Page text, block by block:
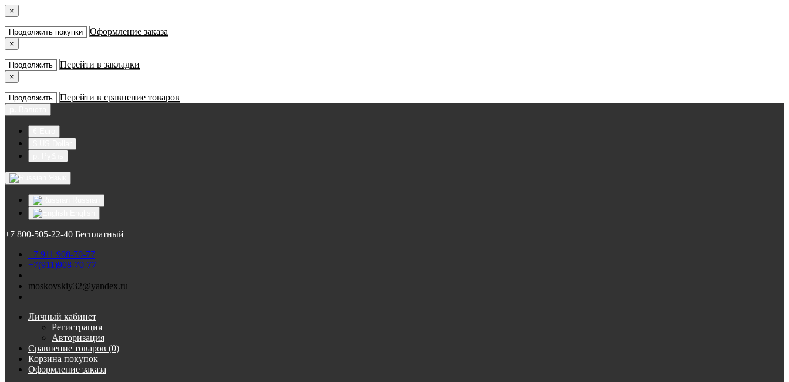
×
Продолжить покупки Оформление заказа
×
Продолжить Перейти в закладки
×
Продолжить Перейти в сравнение товаров
+7 800-505-22-40 Бесплатный
+7 911 908-70-77
+7(911)908-70-77
moskovskiy32@yandex.ru
Личный кабинет
Регистрация
Авторизация
Сравнение товаров (0)
Корзина покупок
Оформление заказа